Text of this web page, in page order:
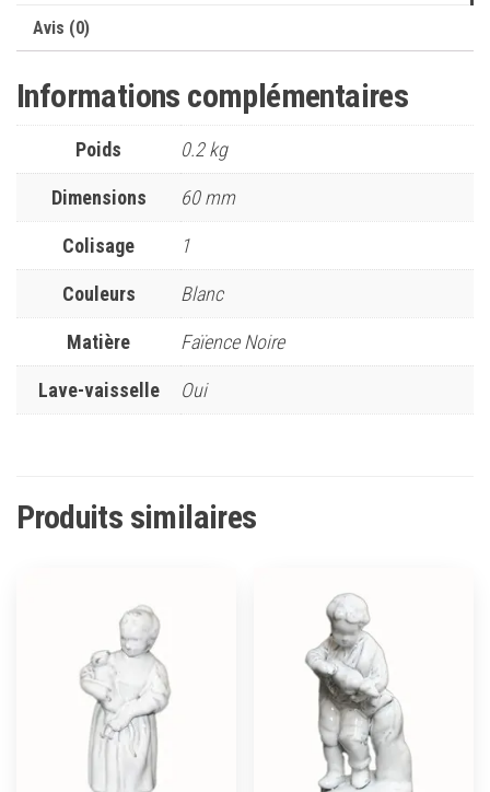
Avis (0)
Informations complémentaires
Poids 0.2 kg
Dimensions 60 mm
Colisage 1
Couleurs Blanc
Matière Faïence Noire
Lave-vaisselle Oui
Produits similaires